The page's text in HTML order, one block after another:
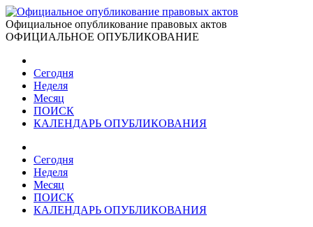
Официальное опубликование правовых актов
ОФИЦИАЛЬНОЕ ОПУБЛИКОВАНИЕ
Сегодня
Неделя
Месяц
ПОИСК
КАЛЕНДАРЬ ОПУБЛИКОВАНИЯ
Сегодня
Неделя
Месяц
ПОИСК
КАЛЕНДАРЬ ОПУБЛИКОВАНИЯ